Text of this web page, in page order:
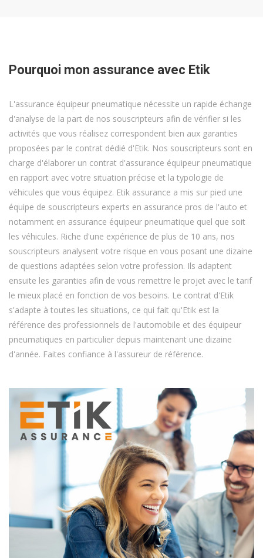
Pourquoi mon assurance avec Etik
L'assurance équipeur pneumatique nécessite un rapide échange
d'analyse de la part de nos souscripteurs afin de vérifier si les
activités que vous réalisez correspondent bien aux garanties
proposées par le contrat dédié d'Etik. Nos souscripteurs sont en
charge d'élaborer un contrat d'assurance équipeur pneumatique
en rapport avec votre situation précise et la typologie de
véhicules que vous équipez. Etik assurance a mis sur pied une
équipe de souscripteurs experts en assurance pros de l'auto et
notamment en assurance équipeur pneumatique quel que soit
les véhicules. Riche d'une expérience de plus de 10 ans, nos
souscripteurs analysent votre risque en vous posant une dizaine
de questions adaptées selon votre profession. Ils adaptent
ensuite les garanties afin de vous remettre le projet avec le tarif
le mieux placé en fonction de vos besoins. Le contrat d'Etik
s'adapte à toutes les situations, ce qui fait qu'Etik est la
référence des professionnels de l'automobile et des équipeur
pneumatiques en particulier depuis maintenant une dizaine
d'année. Faites confiance à l'assureur de référence.